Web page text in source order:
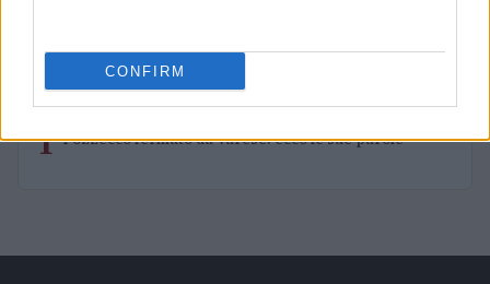
CONFIRM
TOP IN PALLACANESTRO VARESE
1 Pozzecco fermato da Varese: ecco le sue parole